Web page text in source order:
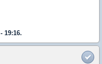
19:16.